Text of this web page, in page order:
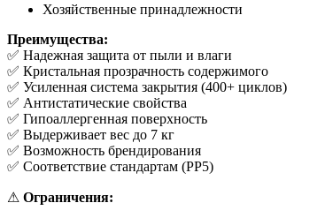
Хозяйственные принадлежности
Преимущества:
✅ Надежная защита от пыли и влаги
✅ Кристальная прозрачность содержимого
✅ Усиленная система закрытия (400+ циклов)
✅ Антистатические свойства
✅ Гипоаллергенная поверхность
✅ Выдерживает вес до 7 кг
✅ Возможность брендирования
✅ Соответствие стандартам (PP5)
⚠ Ограничения: